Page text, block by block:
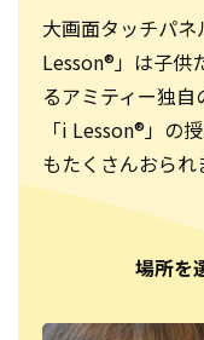
大画面タッチパ
Lesson®」は子供
るアミティー独自
「i Lesson®」の
もたくさんおられ
場所を